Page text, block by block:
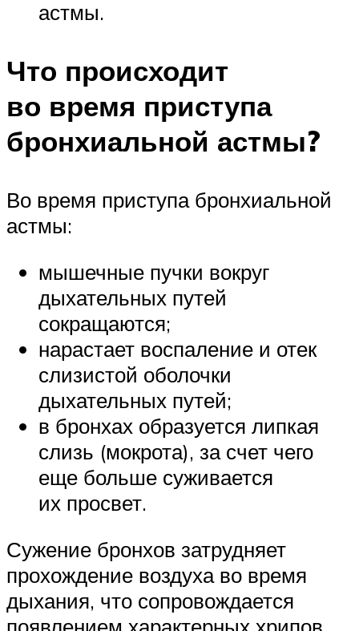
астмы.
Что происходит
во время приступа
бронхиальной астмы?
Во время приступа бронхиальной
астмы:
мышечные пучки вокруг
дыхательных путей
сокращаются;
нарастает воспаление и отек
слизистой оболочки
дыхательных путей;
в бронхах образуется липкая
слизь (мокрота), за счет чего
еще больше суживается
их просвет.
Сужение бронхов затрудняет
прохождение воздуха во время
дыхания, что сопровождается